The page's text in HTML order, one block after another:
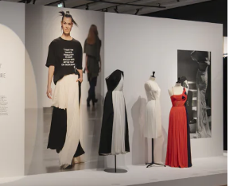
faire textiles, la transmission
des gestes, l’importance des
arts – et notamment de la
danse – dans la construction du
mouvement et de la silhouette.